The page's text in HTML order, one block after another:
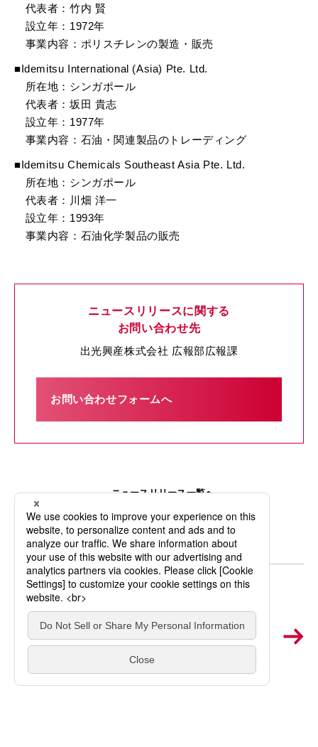
代表者：竹内 賢
設立年：1972年
事業内容：ポリスチレンの製造・販売
■Idemitsu International (Asia) Pte. Ltd.
所在地：シンガポール
代表者：坂田 貴志
設立年：1977年
事業内容：石油・関連製品のトレーディング
■Idemitsu Chemicals Southeast Asia Pte. Ltd.
所在地：シンガポール
代表者：川畑 洋一
設立年：1993年
事業内容：石油化学製品の販売
ニュースリリースに関する
お問い合わせ先
出光興産株式会社 広報部広報課
お問い合わせフォームへ
ニュースリリース一覧へ
お問い合わせ・
ご意見はこちら